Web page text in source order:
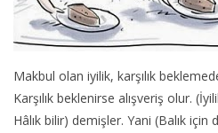
Makbul olan iyilik, karşılık
Karşılık beklenirse alışveriş olur.
Hâlık bilir) demişler. Yani (Balık için